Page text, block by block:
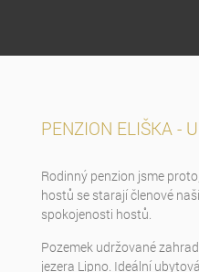
PENZION ELIŠKA -
Rodinný penzion jsme
hostů se starají členové
spokojenosti hostů.
Pozemek udržované
jezera Lipno. Ideální